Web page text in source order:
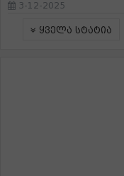
3-12-2025
ყველა სტატია